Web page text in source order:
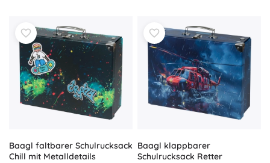
Baagl faltbarer Schulrucksack
Chill mit Metalldetails
Baagl klappbarer
Schulrucksack Retter